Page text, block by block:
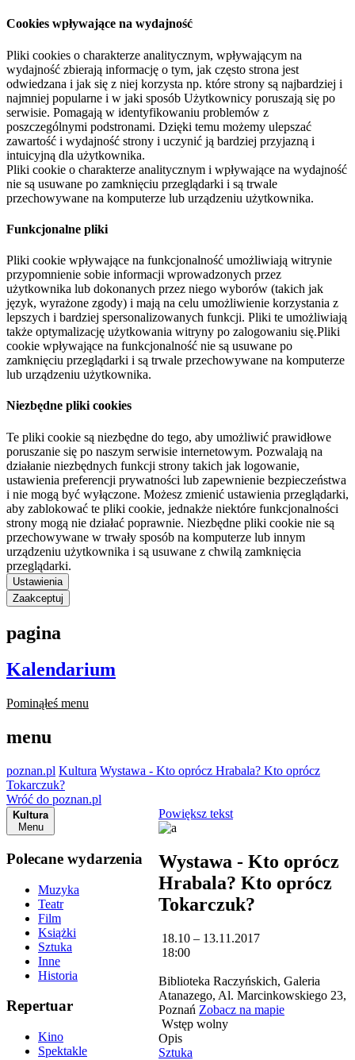
Cookies wpływające na wydajność
Pliki cookies o charakterze analitycznym, wpływającym na
wydajność zbierają informację o tym, jak często strona jest
odwiedzana i jak się z niej korzysta np. które strony są najbardziej i
najmniej popularne i w jaki sposób Użytkownicy poruszają się po
serwisie. Pomagają w identyfikowaniu problemów z
poszczególnymi podstronami. Dzięki temu możemy ulepszać
zawartość i wydajność strony i uczynić ją bardziej przyjazną i
intuicyjną dla użytkownika.
Pliki cookie o charakterze analitycznym i wpływające na wydajność
nie są usuwane po zamknięciu przeglądarki i są trwale
przechowywane na komputerze lub urządzeniu użytkownika.
Funkcjonalne pliki
Pliki cookie wpływające na funkcjonalność umożliwiają witrynie
przypomnienie sobie informacji wprowadzonych przez
użytkownika lub dokonanych przez niego wyborów (takich jak
język, wyrażone zgody) i mają na celu umożliwienie korzystania z
lepszych i bardziej spersonalizowanych funkcji. Pliki te umożliwiają
także optymalizację użytkowania witryny po zalogowaniu się.Pliki
cookie wpływające na funkcjonalność nie są usuwane po
zamknięciu przeglądarki i są trwale przechowywane na komputerze
lub urządzeniu użytkownika.
Niezbędne pliki cookies
Te pliki cookie są niezbędne do tego, aby umożliwić prawidłowe
poruszanie się po naszym serwisie internetowym. Pozwalają na
działanie niezbędnych funkcji strony takich jak logowanie,
ustawienia preferencji prywatności lub zapewnienie bezpieczeństwa
i nie mogą być wyłączone. Możesz zmienić ustawienia przeglądarki,
aby zablokować te pliki cookie, jednakże niektóre funkcjonalności
strony mogą nie działać poprawnie. Niezbędne pliki cookie nie są
przechowywane w trwały sposób na komputerze lub innym
urządzeniu użytkownika i są usuwane z chwilą zamknięcia
przeglądarki.
Ustawienia
Zaakceptuj
pagina
Kalendarium
Pominąłeś menu
menu
poznan.pl Kultura Wystawa - Kto oprócz Hrabala? Kto oprócz
Tokarczuk?
Wróć do poznan.pl
Kultura
Menu
Polecane wydarzenia
Muzyka
Teatr
Film
Książki
Sztuka
Inne
Historia
Repertuar
Kino
Spektakle
Powiększ tekst
Wystawa - Kto oprócz
Hrabala? Kto oprócz
Tokarczuk?
18.10 – 13.11.2017
18:00
Biblioteka Raczyńskich, Galeria
Atanazego, Al. Marcinkowskiego 23,
Poznań Zobacz na mapie
Wstęp wolny
Opis
Sztuka